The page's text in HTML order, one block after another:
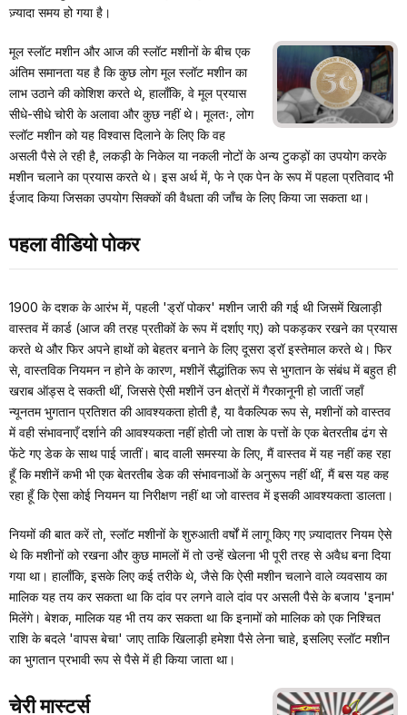
ज़्यादा समय हो गया है।
मूल स्लॉट मशीन और आज की स्लॉट मशीनों के बीच एक
अंतिम समानता यह है कि कुछ लोग मूल स्लॉट मशीन का
लाभ उठाने की कोशिश करते थे, हालाँकि, वे मूल प्रयास
सीधे-सीधे चोरी के अलावा और कुछ नहीं थे। मूलतः, लोग
स्लॉट मशीन को यह विश्वास दिलाने के लिए कि वह
असली पैसे ले रही है, लकड़ी के निकेल या नकली नोटों के अन्य टुकड़ों का उपयोग करके
मशीन चलाने का प्रयास करते थे। इस अर्थ में, फे ने एक पेन के रूप में पहला प्रतिवाद भी
ईजाद किया जिसका उपयोग सिक्कों की वैधता की जाँच के लिए किया जा सकता था।
पहला वीडियो पोकर
1900 के दशक के आरंभ में, पहली 'ड्रॉ पोकर' मशीन जारी की गई थी जिसमें खिलाड़ी
वास्तव में कार्ड (आज की तरह प्रतीकों के रूप में दर्शाए गए) को पकड़कर रखने का प्रयास
करते थे और फिर अपने हाथों को बेहतर बनाने के लिए दूसरा ड्रॉ इस्तेमाल करते थे। फिर
से, वास्तविक नियमन न होने के कारण, मशीनें सैद्धांतिक रूप से भुगतान के संबंध में बहुत ही
खराब ऑड्स दे सकती थीं, जिससे ऐसी मशीनें उन क्षेत्रों में गैरकानूनी हो जातीं जहाँ
न्यूनतम भुगतान प्रतिशत की आवश्यकता होती है, या वैकल्पिक रूप से, मशीनों को वास्तव
में वही संभावनाएँ दर्शाने की आवश्यकता नहीं होती जो ताश के पत्तों के एक बेतरतीब ढंग से
फेंटे गए डेक के साथ पाई जातीं। बाद वाली समस्या के लिए, मैं वास्तव में यह नहीं कह रहा
हूँ कि मशीनें कभी भी एक बेतरतीब डेक की संभावनाओं के अनुरूप नहीं थीं, मैं बस यह कह
रहा हूँ कि ऐसा कोई नियमन या निरीक्षण नहीं था जो वास्तव में इसकी आवश्यकता डालता।
नियमों की बात करें तो, स्लॉट मशीनों के शुरुआती वर्षों में लागू किए गए ज़्यादातर नियम ऐसे
थे कि मशीनों को रखना और कुछ मामलों में तो उन्हें खेलना भी पूरी तरह से अवैध बना दिया
गया था। हालाँकि, इसके लिए कई तरीके थे, जैसे कि ऐसी मशीन चलाने वाले व्यवसाय का
मालिक यह तय कर सकता था कि दांव पर लगने वाले दांव पर असली पैसे के बजाय 'इनाम'
मिलेंगे। बेशक, मालिक यह भी तय कर सकता था कि इनामों को मालिक को एक निश्चित
राशि के बदले 'वापस बेचा' जाए ताकि खिलाड़ी हमेशा पैसे लेना चाहे, इसलिए स्लॉट मशीन
का भुगतान प्रभावी रूप से पैसे में ही किया जाता था।
चेरी मास्टर्स